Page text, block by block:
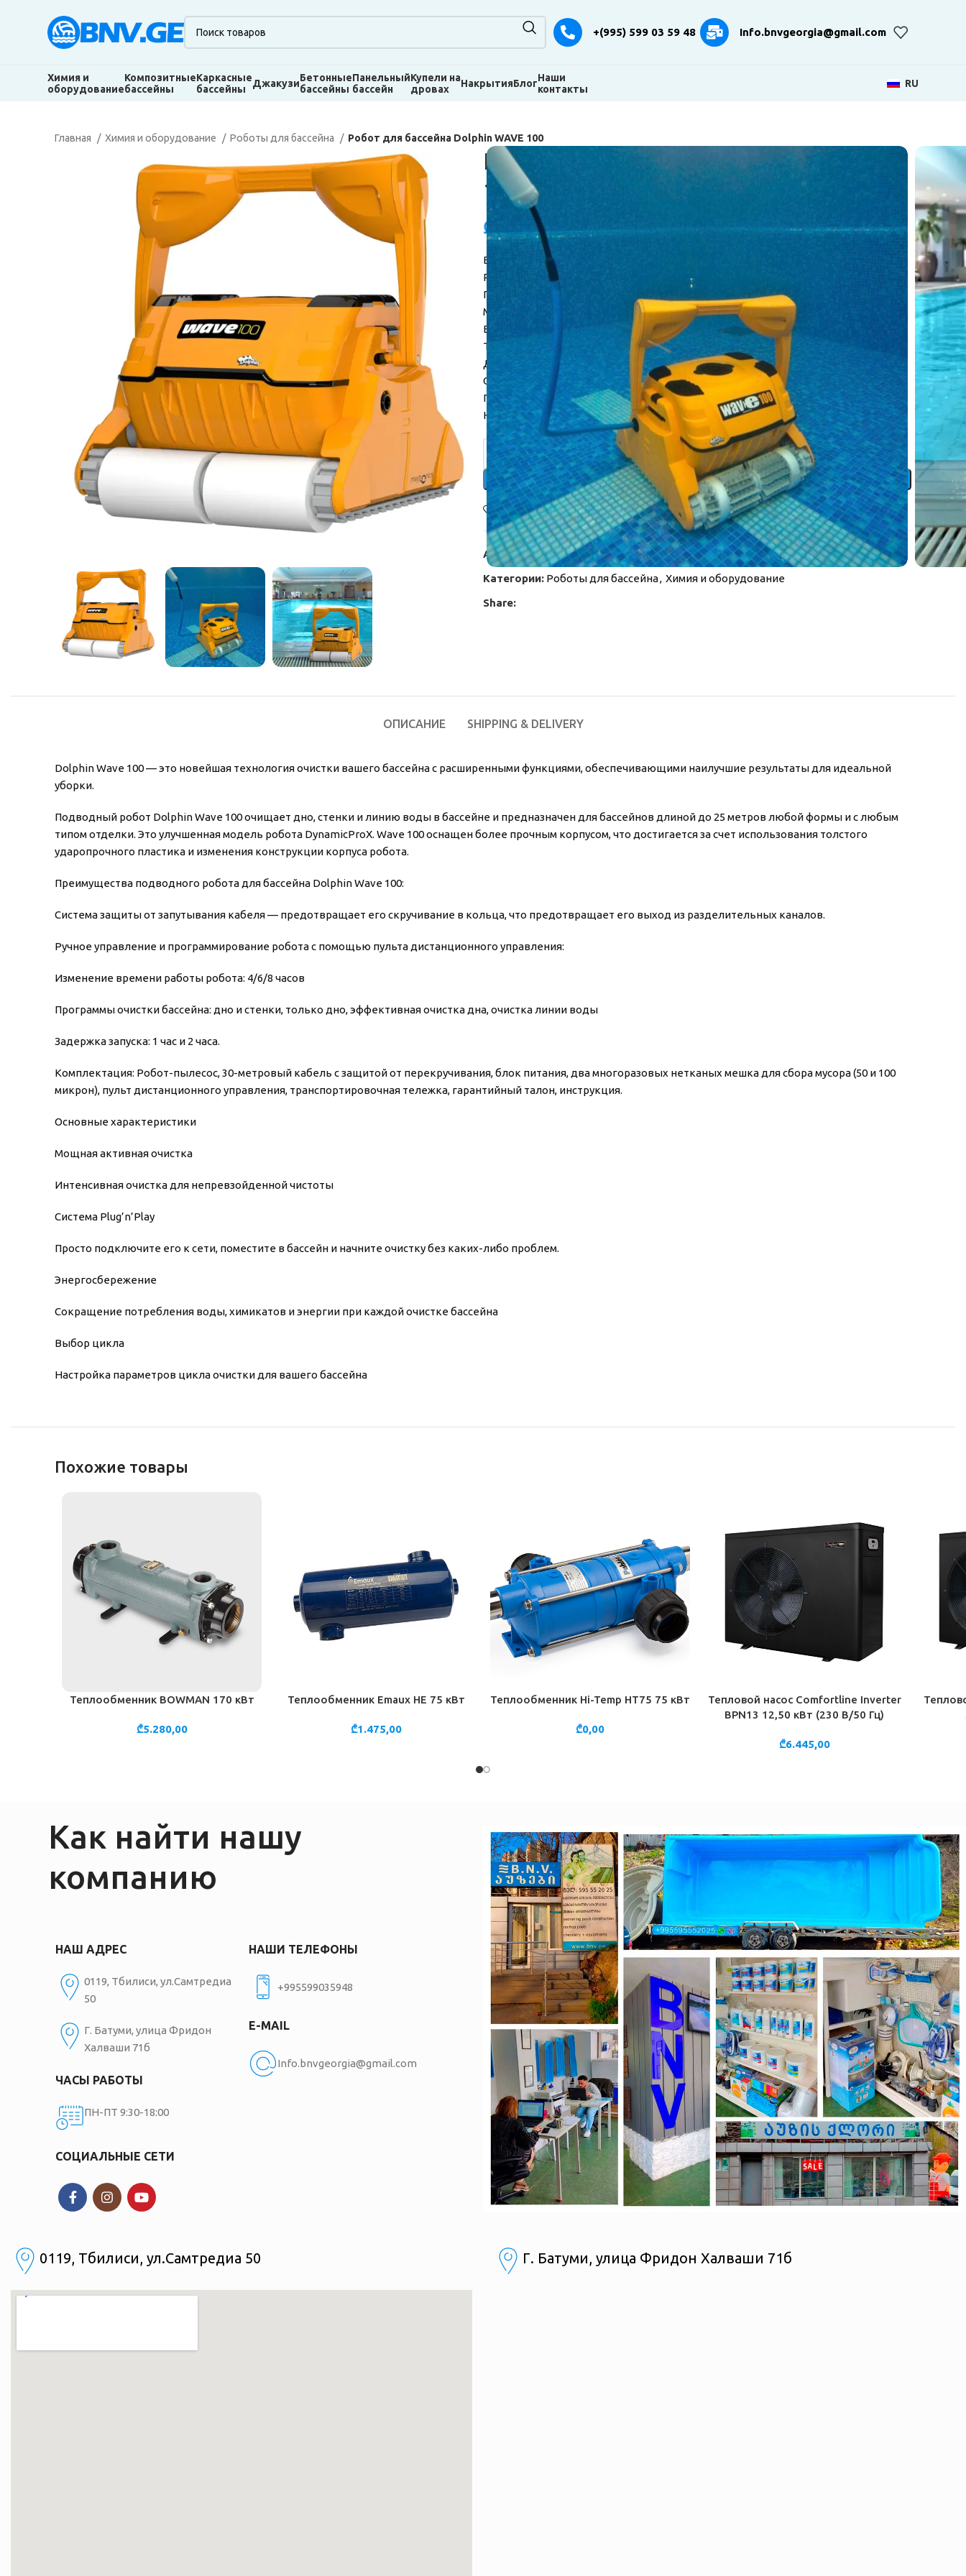
+(995) 599 03 59 48 Info.bnvgeorgia@gmail.com
Химия и
оборудование
Композитные
бассейны
Каркасные
бассейны
ДжакузиБетонные
бассейны
Панельный
бассейн
Купели на
дровах
НакрытияБлогНаши
контакты
RU
Главная Химия и оборудование Роботы для бассейна Робот для бассейна Dolphin WAVE 100
Робот для бассейна Dolphin WAVE
100
₾ 14.300,00
Вес: 11 кг.
Размеры: 60,2 × 49 × 48,49 см.
Производитель: Maytronics
Максимальная длина бассейна: 25 м.
Время цикла очистки: 4/6/8 часов.
Тип фильтра: Мешочный
Длина кабеля: 30 метров
Область очистки: дно, стенки, уровень воды.
Производительность двигателя: 19 м³/ч.
Напряжение: 180 Вт.
В КОРЗИНУ
Alternative:
В желания
Артикул:BNVFLT033-1
Категории: Роботы для бассейна, Химия и оборудование
Share:
ОПИСАНИЕ SHIPPING & DELIVERY
Dolphin Wave 100 — это новейшая технология очистки вашего бассейна с расширенными функциями, обеспечивающими наилучшие результаты для идеальной
уборки.
Подводный робот Dolphin Wave 100 очищает дно, стенки и линию воды в бассейне и предназначен для бассейнов длиной до 25 метров любой формы и с любым
типом отделки. Это улучшенная модель робота DynamicProX. Wave 100 оснащен более прочным корпусом, что достигается за счет использования толстого
ударопрочного пластика и изменения конструкции корпуса робота.
Преимущества подводного робота для бассейна Dolphin Wave 100:
Система защиты от запутывания кабеля — предотвращает его скручивание в кольца, что предотвращает его выход из разделительных каналов.
Ручное управление и программирование робота с помощью пульта дистанционного управления:
Изменение времени работы робота: 4/6/8 часов
Программы очистки бассейна: дно и стенки, только дно, эффективная очистка дна, очистка линии воды
Задержка запуска: 1 час и 2 часа.
Комплектация: Робот-пылесос, 30-метровый кабель с защитой от перекручивания, блок питания, два многоразовых нетканых мешка для сбора мусора (50 и 100
микрон), пульт дистанционного управления, транспортировочная тележка, гарантийный талон, инструкция.
Основные характеристики
Мощная активная очистка
Интенсивная очистка для непревзойденной чистоты
Система Plug’n’Play
Просто подключите его к сети, поместите в бассейн и начните очистку без каких-либо проблем.
Энергосбережение
Сокращение потребления воды, химикатов и энергии при каждой очистке бассейна
Выбор цикла
Настройка параметров цикла очистки для вашего бассейна
Похожие товары
В КОРЗИНУ
Теплообменник BOWMAN 170 кВт
₾5.280,00
В КОРЗИНУ
Теплообменник Emaux HE 75 кВт
₾1.475,00
В КОРЗИНУ
Теплообменник Hi-Temp HT75 75 кВт
₾0,00
В КОРЗИНУ
Тепловой насос Comfortline Inverter
BPN13 12,50 кВт (230 В/50 Гц)
₾6.445,00
В
Как найти нашу
компанию
НАШ АДРЕС
0119, Тбилиси, ул.Самтредиа
50
Г. Батуми, улица Фридон
Халваши 71б
ЧАСЫ РАБОТЫ
ПН-ПТ 9:30-18:00
НАШИ ТЕЛЕФОНЫ
+995599035948
E-MAIL
Info.bnvgeorgia@gmail.com
СОЦИАЛЬНЫЕ СЕТИ
0119, Тбилиси, ул.Самтредиа 50 Г. Батуми, улица Фридон Халваши 71б